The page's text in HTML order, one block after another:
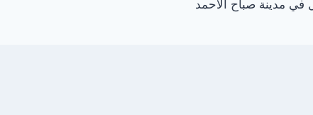
مدينة صباح الأحمد